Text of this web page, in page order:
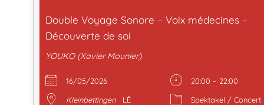
Double Voyage Sonore – Voix médecines –
Découverte de soi
YOUKO (Xavier Mounier)
16/05/2026
20:00 – 22:00
Kleinbettingen
LË
Spektakel / Concert